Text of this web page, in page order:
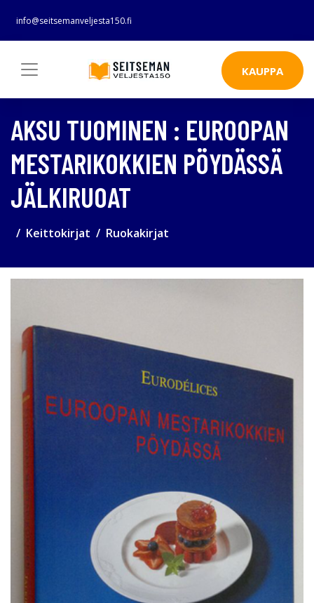
info@seitsemanveljesta150.fi
KAUPPA
AKSU TUOMINEN : EUROOPAN
MESTARIKOKKIEN PÖYDÄSSÄ
JÄLKIRUOAT
Keittokirjat Ruokakirjat